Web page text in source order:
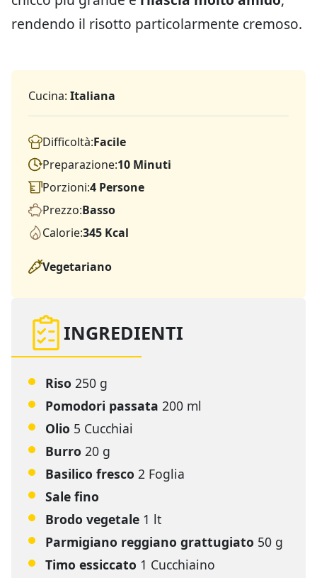
rendendo il risotto particolarmente cremoso.
Cucina: Italiana
Difficoltà:Facile
Preparazione:10 Minuti
Porzioni:4 Persone
Prezzo:Basso
Calorie:345 Kcal
Vegetariano
INGREDIENTI
Riso 250 g
Pomodori passata 200 ml
Olio 5 Cucchiai
Burro 20 g
Basilico fresco 2 Foglia
Sale fino
Brodo vegetale 1 lt
Parmigiano reggiano grattugiato 50 g
Timo essiccato 1 Cucchiaino